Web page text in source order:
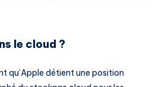
le cloud ?
qu’Apple détient une position